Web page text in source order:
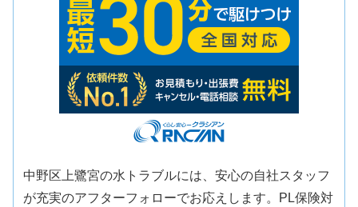
中野区上鷺宮の水トラブルには、安心の自社スタッフ
が充実のアフターフォローでお応えします。PL保険対